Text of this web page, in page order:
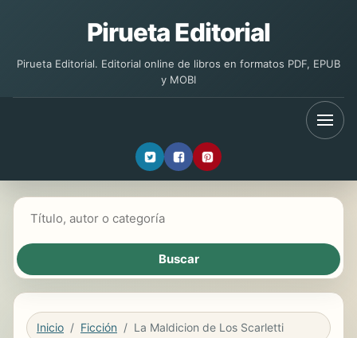
Pirueta Editorial
Pirueta Editorial. Editorial online de libros en formatos PDF, EPUB
y MOBI
Inicio Ficción La Maldicion de Los Scarletti